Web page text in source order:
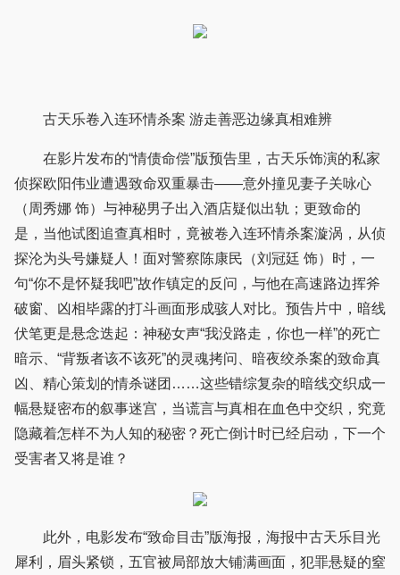
古天乐卷入连环情杀案 游走善恶边缘真相难辨
在影片发布的“情债命偿”版预告里，古天乐饰演的私家
侦探欧阳伟业遭遇致命双重暴击——意外撞见妻子关咏心
（周秀娜 饰）与神秘男子出入酒店疑似出轨；更致命的
是，当他试图追查真相时，竟被卷入连环情杀案漩涡，从侦
探沦为头号嫌疑人！面对警察陈康民（刘冠廷 饰）时，一
句“你不是怀疑我吧”故作镇定的反问，与他在高速路边挥斧
破窗、凶相毕露的打斗画面形成骇人对比。预告片中，暗线
伏笔更是悬念迭起：神秘女声“我没路走，你也一样”的死亡
暗示、“背叛者该不该死”的灵魂拷问、暗夜绞杀案的致命真
凶、精心策划的情杀谜团……这些错综复杂的暗线交织成一
幅悬疑密布的叙事迷宫，当谎言与真相在血色中交织，究竟
隐藏着怎样不为人知的秘密？死亡倒计时已经启动，下一个
受害者又将是谁？
此外，电影发布“致命目击”版海报，海报中古天乐目光
犀利，眉头紧锁，五官被局部放大铺满画面，犯罪悬疑的窒